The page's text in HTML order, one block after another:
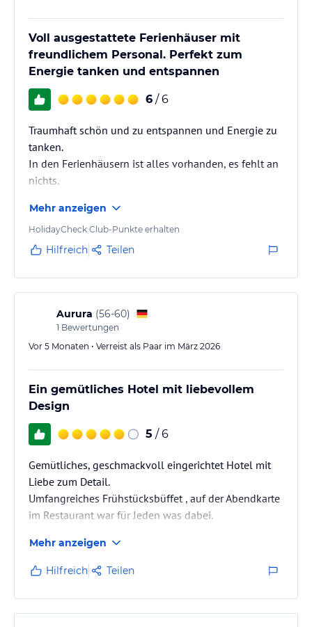
Voll ausgestattete Ferienhäuser mit
freundlichem Personal. Perfekt zum
Energie tanken und entspannen
6 / 6
Traumhaft schön und zu entspannen und Energie zu
tanken.
In den Ferienhäusern ist alles vorhanden, es fehlt an
nichts.
hilfsbereit.
Mehr anzeigen
HolidayCheck Club-Punkte erhalten
Hilfreich Teilen
Aurura (56-60)
1 Bewertungen
Vor 5 Monaten • Verreist als Paar im März 2026
Ein gemütliches Hotel mit liebevollem
Design
5 / 6
Gemütliches, geschmackvoll eingerichtet Hotel mit
Liebe zum Detail.
Umfangreiches Frühstücksbüffet , auf der Abendkarte
im Restaurant war für Jeden was dabei.
Mehr anzeigen
Hilfreich Teilen